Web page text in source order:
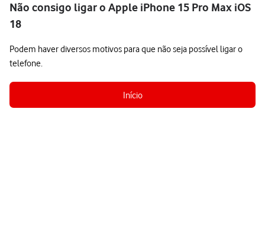
Não consigo ligar o Apple iPhone 15 Pro Max iOS
18
Podem haver diversos motivos para que não seja possível ligar o
telefone.
Início